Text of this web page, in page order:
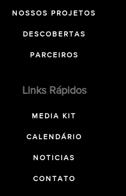
NOSSOS PROJETOS
DESCOBERTAS
PARCEIROS
Links Rápidos
MEDIA KIT
CALENDÁRIO
NOTICIAS
CONTATO